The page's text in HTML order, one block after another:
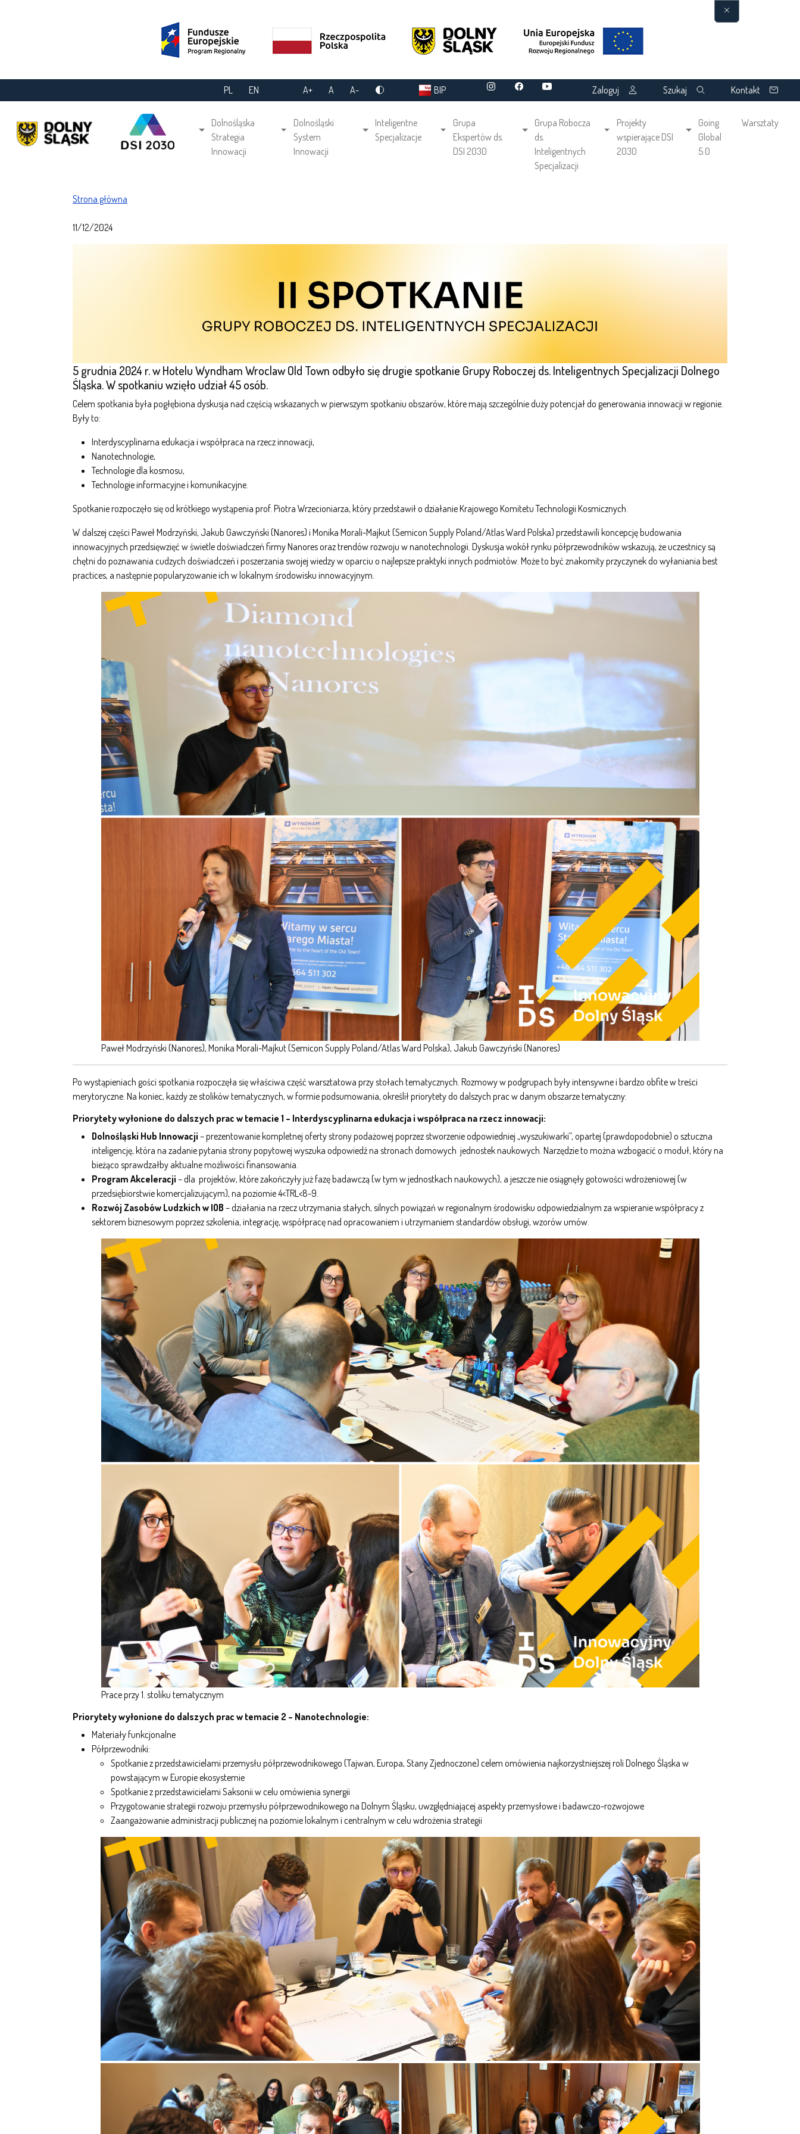
PL EN A+ A A- BIP Zaloguj Szukaj Kontakt
Main navigation
Dolnośląska
Strategia
Innowacji
Dolnośląski
System
Innowacji
Inteligentne
Specjalizacje
Grupa
Ekspertów ds.
DSI 2030
Grupa Robocza
ds.
Inteligentnych
Specjalizacji
Projekty
wspierające DSI
2030
Going
Global
5.0
Warsztaty
Ścieżka nawigacyjna
Strona główna
11/12/2024
5 grudnia 2024 r. w Hotelu Wyndham Wroclaw Old Town odbyło się drugie spotkanie Grupy Roboczej ds. Inteligentnych Specjalizacji Dolnego
Śląska. W spotkaniu wzięło udział 45 osób.
Celem spotkania była pogłębiona dyskusja nad częścią wskazanych w pierwszym spotkaniu obszarów, które mają szczególnie duży potencjał do generowania innowacji w regionie.
Były to:
Interdyscyplinarna edukacja i współpraca na rzecz innowacji,
Nanotechnologie,
Technologie dla kosmosu,
Technologie informacyjne i komunikacyjne.
Spotkanie rozpoczęło się od krótkiego wystąpenia prof. Piotra Wrzecioniarza, który przedstawił o działanie Krajowego Komitetu Technologii Kosmicznych.
W dalszej części Paweł Modrzyński, Jakub Gawczyński (Nanores) i Monika Morali-Majkut (Semicon Supply Poland/Atlas Ward Polska) przedstawili koncepcję budowania
innowacyjnych przedsięwzięć w świetle doświadczeń firmy Nanores oraz trendów rozwoju w nanotechnologii. Dyskusja wokół rynku półprzewodników wskazują, że uczestnicy są
chętni do poznawania cudzych doświadczeń i poszerzania swojej wiedzy w oparciu o najlepsze praktyki innych podmiotów. Może to być znakomity przyczynek do wyłaniania best
practices, a następnie popularyzowanie ich w lokalnym środowisku innowacyjnym.
Paweł Modrzyński (Nanores), Monika Morali-Majkut (Semicon Supply Poland/Atlas Ward Polska), Jakub Gawczyński (Nanores)
Po wystąpieniach gości spotkania rozpoczęła się właściwa część warsztatowa przy stołach tematycznych. Rozmowy w podgrupach były intensywne i bardzo obfite w treści
merytoryczne. Na koniec, każdy ze stolików tematycznych, w formie podsumowania, określił priorytety do dalszych prac w danym obszarze tematyczny:
Priorytety wyłonione do dalszych prac w temacie 1 – Interdyscyplinarna edukacja i współpraca na rzecz innowacji:
Dolnośląski Hub Innowacji – prezentowanie kompletnej oferty strony podażowej poprzez stworzenie odpowiedniej „wyszukiwarki”, opartej (prawdopodobnie) o sztuczna
inteligencję, która na zadanie pytania strony popytowej wyszuka odpowiedź na stronach domowych jednostek naukowych. Narzędzie to można wzbogacić o moduł, który na
bieżąco sprawdzałby aktualne możliwości finansowania.
Program Akceleracji – dla projektów, które zakończyły już fazę badawczą (w tym w jednostkach naukowych), a jeszcze nie osiągnęły gotowości wdrożeniowej (w
przedsiębiorstwie komercjalizującym), na poziomie 4<TRL<8-9.
Rozwój Zasobów Ludzkich w IOB – działania na rzecz utrzymania stałych, silnych powiązań w regionalnym środowisku odpowiedzialnym za wspieranie współpracy z
sektorem biznesowym poprzez szkolenia, integrację, współpracę nad opracowaniem i utrzymaniem standardów obsługi, wzorów umów.
Prace przy 1. stoliku tematycznym
Priorytety wyłonione do dalszych prac w temacie 2 – Nanotechnologie:
Materiały funkcjonalne
Półprzewodniki:
Spotkanie z przedstawicielami przemysłu półprzewodnikowego (Tajwan, Europa, Stany Zjednoczone) celem omówienia najkorzystniejszej roli Dolnego Śląska w
powstającym w Europie ekosystemie
Spotkanie z przedstawicielami Saksonii w celu omówienia synergii
Przygotowanie strategii rozwoju przemysłu półprzewodnikowego na Dolnym Śląsku, uwzględniającej aspekty przemysłowe i badawczo-rozwojowe
Zaangażowanie administracji publicznej na poziomie lokalnym i centralnym w celu wdrożenia strategii